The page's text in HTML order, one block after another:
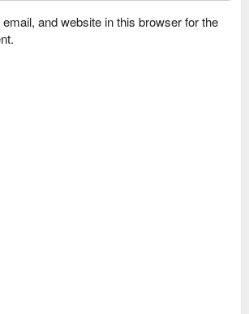
and website in this browser for the